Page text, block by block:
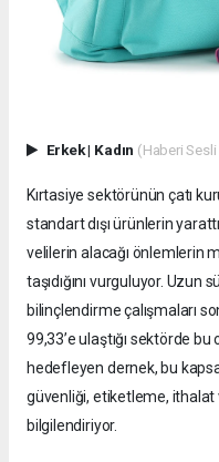
Erkek| Kadın (Haberi
Kırtasiye sektörünün çatı
standart dışı ürünlerin
velilerin alacağı önlemlerin
taşıdığını vurguluyor.
bilinçlendirme çalışmaları
99,33’e ulaştığı sektörde bu
hedefleyen dernek, bu
güvenliği, etiketleme,
bilgilendiriyor.